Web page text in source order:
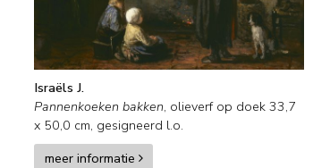
Israëls J.
Pannenkoeken bakken, olieverf op doek 33,7
x 50,0 cm, gesigneerd l.o.
meer informatie